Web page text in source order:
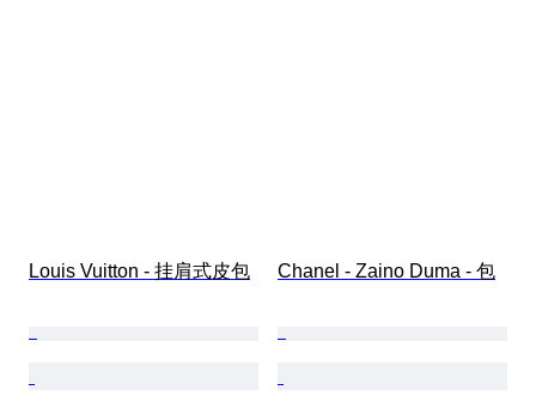
Louis Vuitton - 挂肩式皮包 Chanel - Zaino Duma - 包